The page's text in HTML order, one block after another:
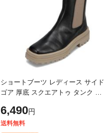
ショートブーツ レディース サイド
ゴア 厚底 スクエアトゥ タンク ボ
人気 ブランド 2E相当 バイアシナ
6,490円
送料無料